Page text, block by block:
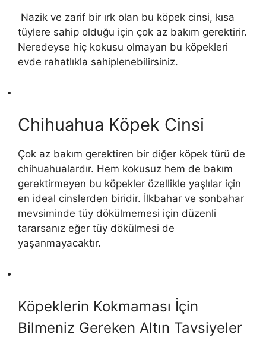
Nazik ve zarif bir ırk olan bu köpek cinsi, kısa
tüylere sahip olduğu için çok az bakım gerektirir.
Neredeyse hiç kokusu olmayan bu köpekleri
evde rahatlıkla sahiplenebilirsiniz.
Chihuahua Köpek Cinsi
Çok az bakım gerektiren bir diğer köpek türü de
chihuahualardır. Hem kokusuz hem de bakım
gerektirmeyen bu köpekler özellikle yaşlılar için
en ideal cinslerden biridir. İlkbahar ve sonbahar
mevsiminde tüy dökülmemesi için düzenli
tararsanız eğer tüy dökülmesi de
yaşanmayacaktır.
Köpeklerin Kokmaması İçin
Bilmeniz Gereken Altın Tavsiyeler